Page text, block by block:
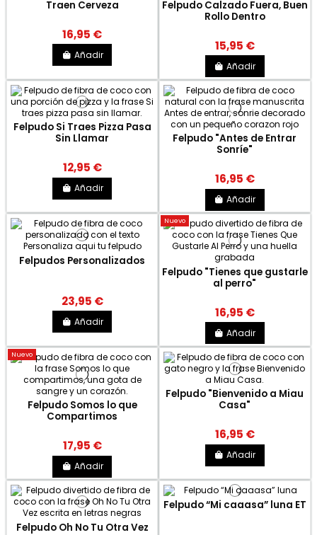
Traen Cerveza
16,95 €
Añadir
Felpudo Calzado Fuera, Buen
Rollo Dentro
15,95 €
Añadir
Felpudo Si Traes Pizza Pasa
Sin Llamar
12,95 €
Añadir
Felpudo "Antes de Entrar
Sonríe"
16,95 €
Añadir
Felpudos Personalizados
23,95 €
Añadir
Nuevo
Felpudo "Tienes que gustarle
al perro"
16,95 €
Añadir
Nuevo
Felpudo Somos lo que
Compartimos
17,95 €
Añadir
Felpudo "Bienvenido a Miau
Casa"
16,95 €
Añadir
Felpudo Oh No Tu Otra Vez
Felpudo “Mi caaasa” luna ET